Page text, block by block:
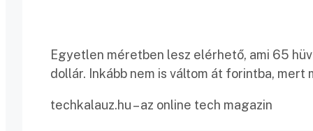
Egyetlen méretben lesz elérhető, ami 65
dollár. Inkább nem is váltom át forintba, mert
techkalauz.hu – az online tech magazin